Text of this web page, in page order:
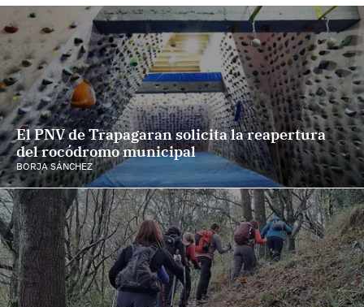
El PNV de Trapagaran solicita la reapertura
del rocódromo municipal
BORJA SÁNCHEZ